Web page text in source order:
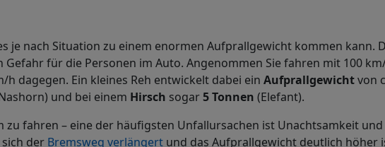
je nach Situation zu einem enormen Aufprallgewicht kommen kann.
für die Personen im Auto. Angenommen Sie fahren mit 100
dagegen. Ein kleines Reh entwickelt dabei ein Aufprallgewichtvon
und bei einem Hirsch sogar5 Tonnen (Elefant).
fahren – eine der häufigsten Unfallursachen ist Unachtsamkeit
der Bremsweg verlängert und das Aufprallgewicht deutlich höher